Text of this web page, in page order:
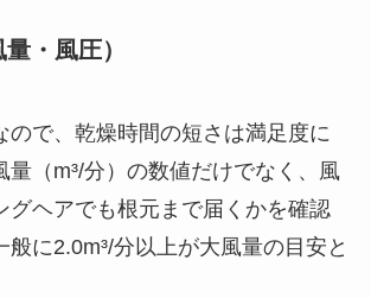
・風圧）
ので、乾燥時間の短さは満足度に
量（m³/分）の数値だけでなく、風
グヘアでも根元まで届くかを確認
般に2.0m³/分以上が大風量の目安と